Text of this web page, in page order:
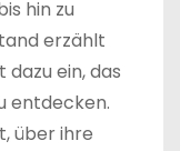
hin zu
erzählt
ein, das
entdecken.
über ihre